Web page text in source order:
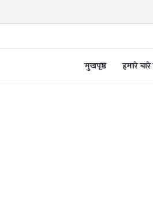
मुखपृष्ठ हमारे